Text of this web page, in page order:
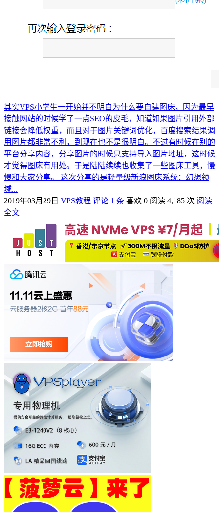
其实VPS小学生一开始并不明白为什么要自建图床，因为最早
接触网站的时候学了一点SEO的皮毛，知道如果图片引用外部
链接会降低权重，而且对于图片关键词优化，百度搜索结果调
用图片都非常不利，到现在也不是很明白。不过有时候在别的
平台分享内容，分享图片的时候只支持导入图片地址，这时候
才觉得图床有用处。于是陆陆续续也收集了一些图床工具，慢
慢和大家分享。 这次分享的是轻量级新浪图床系统：幻想领
域...
2019年03月29日 VPS教程 评论 1 条 喜欢 0 阅读 4,185 次 阅读
全文